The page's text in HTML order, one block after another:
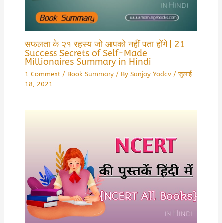
सफलता के २१ रहस्य जो आपको नहीं पता होंगे | 21
Success Secrets of Self-Made
Millionaires Summary in Hindi
1 Comment / Book Summary/ By Sanjay Yadav /जुलाई
18, 2021